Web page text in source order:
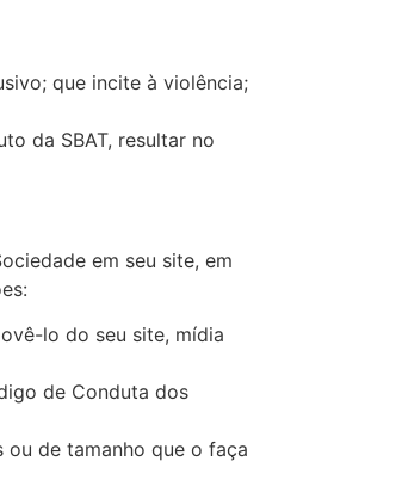
que incite à violência;
da SBAT, resultar no
em seu site, em
lo do seu site, mídia
de Conduta dos
de tamanho que o faça